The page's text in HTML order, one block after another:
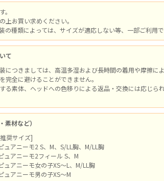
お買い求めください。
の種類によっては、サイズが適応しない等、一部ご利用
て
につきましては、高温多湿および長時間の着用や摩擦
完全に避けることができません。
る素体、ヘッドへの色移りによる返品・交換には応じ
素材など）
奨サイズ]
ュアニーモ2 S、M、S/LL胸、M/LL胸
ュアニーモ2フィール S、M
ュアニーモ女の子XS～L、M/LL胸
ュアニーモ男の子XS～M